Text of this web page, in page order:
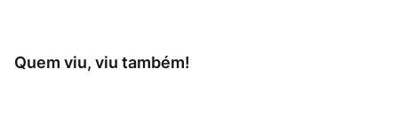
Quem viu, viu também!